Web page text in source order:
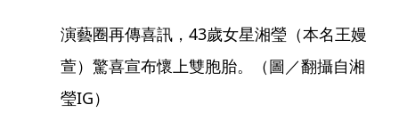
演藝圈再傳喜訊，43歲女星湘瑩（本名王嫚
萱）驚喜宣布懷上雙胞胎。（圖／翻攝自湘
瑩IG）